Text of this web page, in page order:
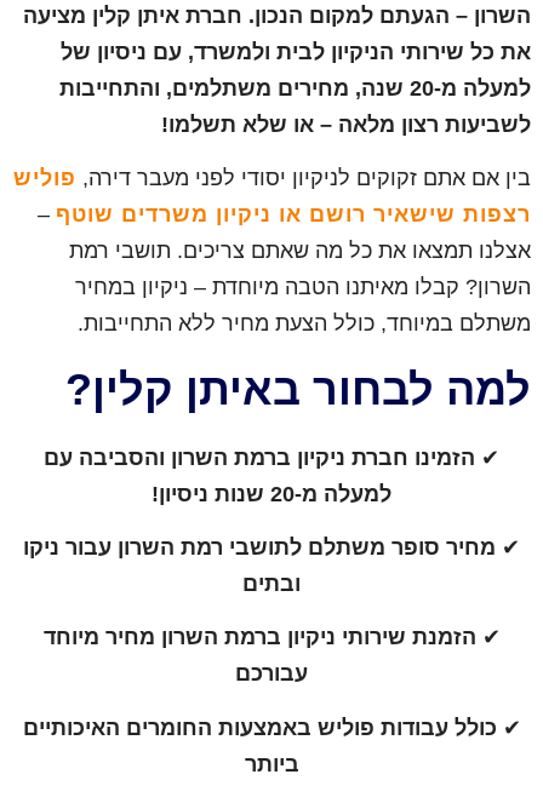
השרון – הגעתם למקום הנכון. חברת איתן קלין מציעה
את כל שירותי הניקיון לבית ולמשרד, עם ניסיון של
למעלה מ-20 שנה, מחירים משתלמים, והתחייבות
לשביעות רצון מלאה – או שלא תשלמו!
בין אם אתם זקוקים לניקיון יסודי לפני מעבר דירה, פוליש
רצפות שישאיר רושם או ניקיון משרדים שוטף –
אצלנו תמצאו את כל מה שאתם צריכים. תושבי רמת
השרון? קבלו מאיתנו הטבה מיוחדת – ניקיון במחיר
משתלם במיוחד, כולל הצעת מחיר ללא התחייבות.
למה לבחור באיתן קלין?
✔ הזמינו חברת ניקיון ברמת השרון והסביבה עם
למעלה מ-20 שנות ניסיון!
✔ מחיר סופר משתלם לתושבי רמת השרון עבור ניקו
ובתים
✔ הזמנת שירותי ניקיון ברמת השרון מחיר מיוחד
עבורכם
✔ כולל עבודות פוליש באמצעות החומרים האיכותיים
ביותר